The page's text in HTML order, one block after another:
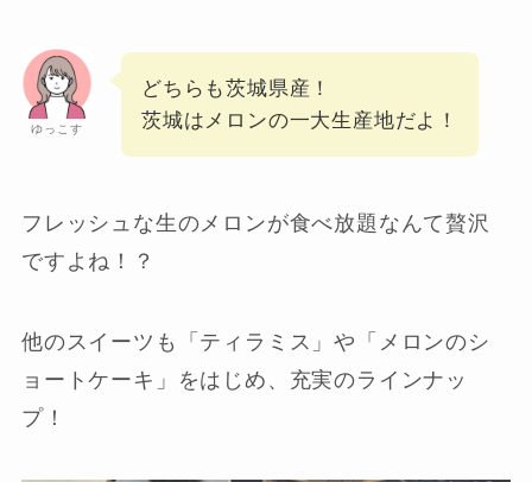
ゆっこす
どちらも茨城県産！
茨城はメロンの一大生産地だよ！
フレッシュな生のメロンが食べ放題なんて贅沢
ですよね！？
他のスイーツも「ティラミス」や「メロンのシ
ョートケーキ」をはじめ、充実のラインナッ
プ！